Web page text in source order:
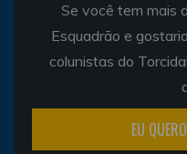
Se você tem mais
Esquadrão e
colunistas do
EU